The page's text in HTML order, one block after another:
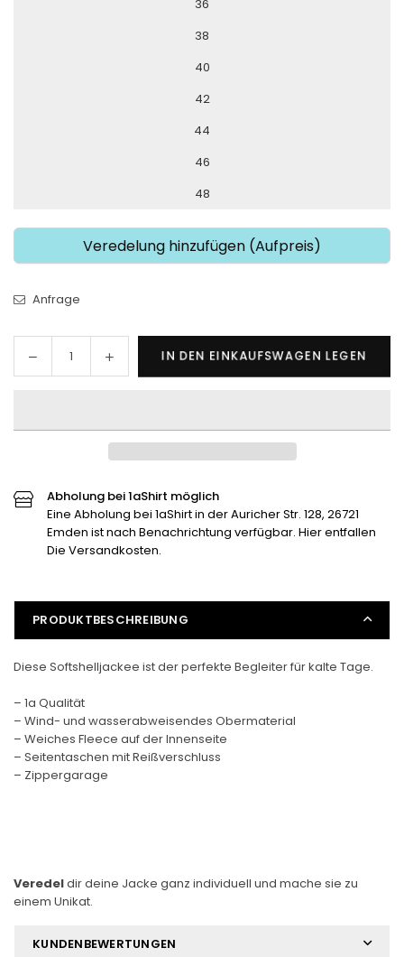
36
38
40
42
44
46
48
Veredelung hinzufügen (Aufpreis)
Anfrage
Menge
für
verringern
Menge
für
erhöhen
IN DEN EINKAUFSWAGEN LEGEN
Abholung bei 1aShirt möglich
Eine Abholung bei 1aShirt in der Auricher Str. 128, 26721
Emden ist nach Benachrichtung verfügbar. Hier entfallen
Die Versandkosten.
PRODUKTBESCHREIBUNG
Diese Softshelljackee ist der perfekte Begleiter für kalte Tage.
– 1a Qualität
– Wind- und wasserabweisendes Obermaterial
– Weiches Fleece auf der Innenseite
– Seitentaschen mit Reißverschluss
– Zippergarage
Veredeldir deine Jacke ganz individuell und mache sie zu
einem Unikat.
KUNDENBEWERTUNGEN